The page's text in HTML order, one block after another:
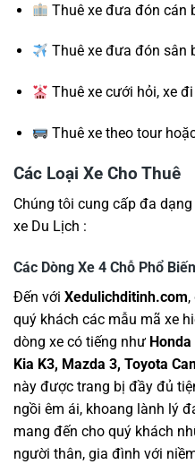
Thuê xe đưa đón cán
Thuê xe đưa đón sân
Thuê xe cưới hỏi, xe
Thuê xe theo tour
Các Loại Xe Cho Thuê
Chúng tôi cung cấp đa
xe Du Lịch :
Các Dòng Xe 4 Chỗ Phổ
Đến với Xedulichditinh.com
quý khách các mẫu mã xe
dòng xe có tiếng như Honda
Kia K3, Mazda 3, Toyota
này được trang bị đầy đủ
ngồi êm ái, khoang lành lý
mang đến cho quý khách
người thân, gia đình với